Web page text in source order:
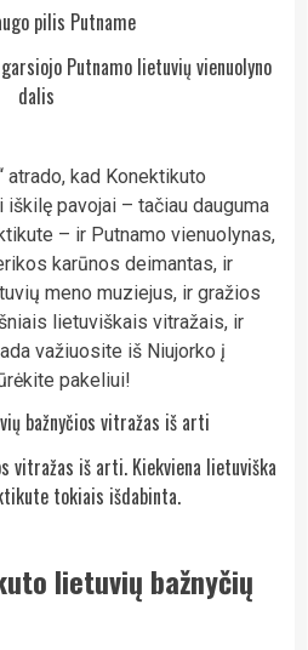
Putnamo lietuvių vienuolyno
dalis
atrado, kad Konektikuto
pavojai – tačiau dauguma
– ir Putnamo vienuolynas,
karūnos deimantas, ir
meno muziejus, ir gražios
lietuviškais vitražais, ir
važiuosite iš Niujorko į
pakeliui!
vitražas iš arti. Kiekviena lietuviška
tokiais išdabinta.
lietuvių bažnyčių